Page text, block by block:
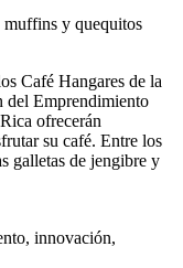
muffins y quequitos
Café Hangares de la
del Emprendimiento
ofrecerán
su café. Entre los
galletas de jengibre y
innovación,